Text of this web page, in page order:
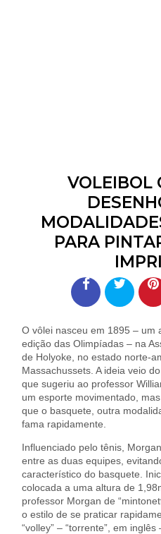
VOLEIBOL
PARA
O vôlei nasceu em 1895 – um
edição das Olimpíadas – na
de Holyoke, no estado norte-
Massachussets. A ideia veio
que sugeriu ao professor
um esporte movimentado,
que o basquete, outra
fama rapidamente.
Influenciado pelo tênis,
entre as duas equipes,
característico do basquete.
colocada a uma altura de
professor Morgan de
o estilo de se praticar
“volley” – “torrente”, em